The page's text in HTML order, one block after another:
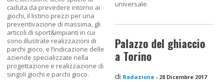
caduta da prevedere intorno ai
giochi, il listino prezzi per una
preventivazione di massima, gli
articoli di sport&impianti in cui
sono illustrate realizzazioni di
parchi gioco, e l’indicazione delle
aziende specializzate nella
progettazione e realizzazione di
singoli giochi e parchi gioco.
universale.
Palazzo del ghiaccio
a Torino
di Redazione - 28 Dicembre 2017